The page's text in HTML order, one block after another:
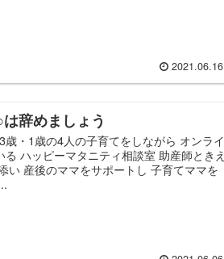
2021.06.16
辞めましょう
・1歳の4人の子育てをしながら オンライ
ハッピーマタニティ相談室 助産師ときえ
い 産後のママをサポートし 子育てママを